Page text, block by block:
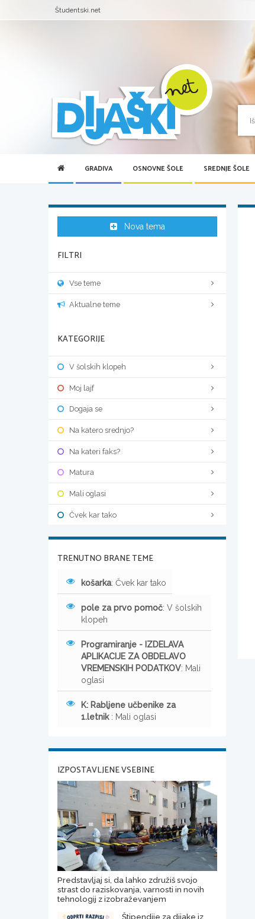
Študentski.net
GRADIVA OSNOVNE ŠOLE SREDNJE ŠOLE
Nova tema
FILTRI
Vse teme
Aktualne teme
KATEGORIJE
V šolskih klopeh
Moj lajf
Dogaja se
Na katero srednjo?
Na kateri faks?
Matura
Mali oglasi
Čvek kar tako
TRENUTNO BRANE TEME
košarka: Čvek kar tako
pole za prvo pomoč: V šolskih
klopeh
Programiranje - IZDELAVA
APLIKACIJE ZA OBDELAVO
VREMENSKIH PODATKOV: Mali
oglasi
K: Rabljene učbenike za
1.letnik : Mali oglasi
IZPOSTAVLJENE VSEBINE
Predstavljaj si, da lahko združiš svojo
strast do raziskovanja, varnosti in novih
tehnologij z izobraževanjem
Štipendije za dijake iz